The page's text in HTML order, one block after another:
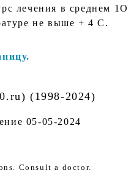
лечения в среднем 1О
не выше + 4 С.
(1998-2024)
05-05-2024
Consult a doctor.